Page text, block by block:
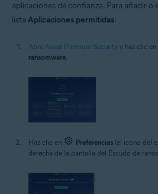
aplicaciones de confianza. Para añadir o
lista Aplicaciones permitidas:
Abre Avast Premium Security y haz clic
ransomware.
Haz clic en Preferencias (el icono del
derecha de la pantalla del Escudo de